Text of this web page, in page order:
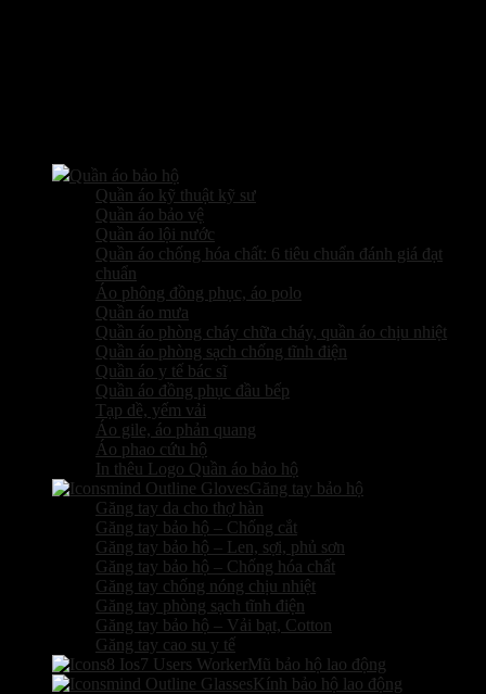
Quần áo bảo hộ
Quần áo kỹ thuật kỹ sư
Quần áo bảo vệ
Quần áo lội nước
Quần áo chống hóa chất: 6 tiêu chuẩn đánh giá đạt
chuẩn
Áo phông đồng phục, áo polo
Quần áo mưa
Quần áo phòng cháy chữa cháy, quần áo chịu nhiệt
Quần áo phòng sạch chống tĩnh điện
Quần áo y tế bác sĩ
Quần áo đồng phục đầu bếp
Tạp dề, yếm vải
Áo gile, áo phản quang
Áo phao cứu hộ
In thêu Logo Quần áo bảo hộ
Găng tay bảo hộ
Găng tay da cho thợ hàn
Găng tay bảo hộ – Chống cắt
Găng tay bảo hộ – Len, sợi, phủ sơn
Găng tay bảo hộ – Chống hóa chất
Găng tay chống nóng chịu nhiệt
Găng tay phòng sạch tĩnh điện
Găng tay bảo hộ – Vải bạt, Cotton
Găng tay cao su y tế
Mũ bảo hộ lao động
Kính bảo hộ lao động